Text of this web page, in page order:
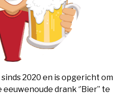
2020 en is opgericht om
drank ‘’Bier’’ te